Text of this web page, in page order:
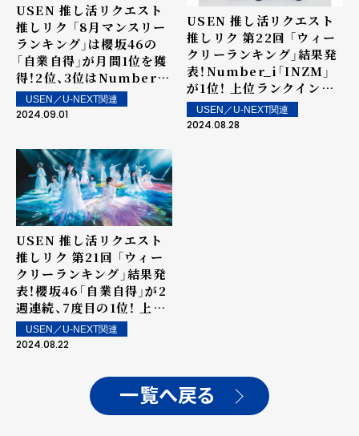
USEN 推し活リクエスト
推しリク 「8月マンスリー
ランキング」は櫻坂46の
「自業自得」が月間1位を獲
得！2位、3位はNumber_i
の「BON」、「INZM」がラ
ンクイン！
USEN／U-NEXT関連
2024.09.01
USEN 推し活リクエスト
推しリク 第22回 「ウィー
クリーランキング」結果発
表！Number_i「INZM」
が1位！ 上位ランクイン楽
曲は街中・店内で配信！
USEN／U-NEXT関連
2024.08.28
USEN 推し活リクエスト
推しリク 第21回 「ウィー
クリーランキング」結果発
表！櫻坂46「自業自得」が2
週連続、7度目の1位！ 上位
ランクイン楽曲は街中・店
内で配信！
USEN／U-NEXT関連
2024.08.22
一覧へ戻る